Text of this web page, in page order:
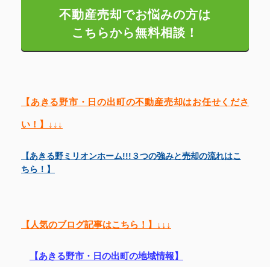
不動産売却でお悩みの方は
こちらから無料相談！
【あきる野市・日の出町の不動産売却はお任せくださ
い！】↓↓↓
【あきる野ミリオンホーム!!!３つの強みと売却の流れはこ
ちら！】
【人気のブログ記事はこちら！】↓↓↓
【あきる野市・日の出町の地域情報】